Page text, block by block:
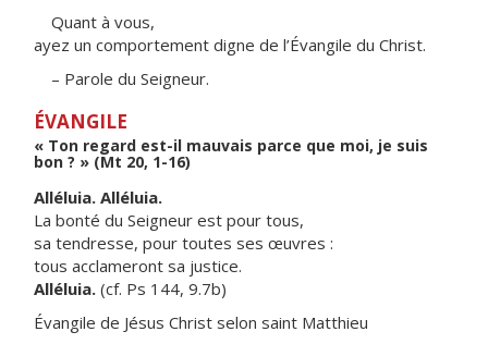
Quant à vous,
ayez un comportement digne de l’Évangile du Christ.
– Parole du Seigneur.
ÉVANGILE
« Ton regard est-il mauvais parce que moi, je suis
bon ? » (Mt 20, 1-16)
Alléluia. Alléluia.
La bonté du Seigneur est pour tous,
sa tendresse, pour toutes ses œuvres :
tous acclameront sa justice.
Alléluia. (cf. Ps 144, 9.7b)
Évangile de Jésus Christ selon saint Matthieu